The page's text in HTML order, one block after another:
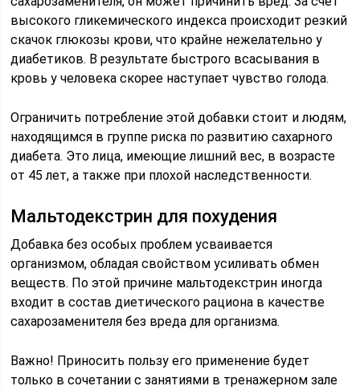
высокого гликемического индекса происходит резкий
скачок глюкозы крови, что крайне нежелательно у
диабетиков. В результате быстрого всасывания в
кровь у человека скорее наступает чувство голода.
Ограничить потребление этой добавки стоит и людям,
находящимся в группе риска по развитию сахарного
диабета. Это лица, имеющие лишний вес, в возрасте
от 45 лет, а также при плохой наследственности.
Мальтодекстрин для похудения
Добавка без особых проблем усваивается
организмом, обладая свойством усиливать обмен
веществ. По этой причине мальтодекстрин иногда
входит в состав диетического рациона в качестве
сахарозаменителя без вреда для организма.
Важно! Приносить пользу его применение будет
только в сочетании с занятиями в тренажерном зале